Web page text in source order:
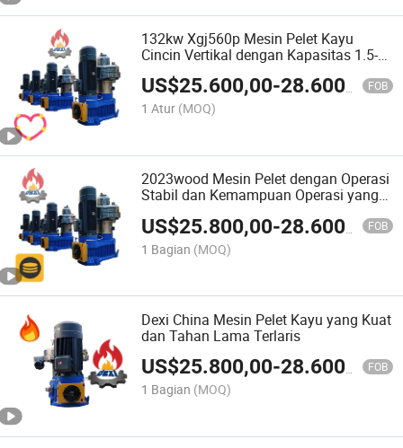
132kw Xgj560p Mesin Pelet Kayu
Cincin Vertikal dengan Kapasitas 1.5-2
Ton Jam
US$25.600,00-28.600,00 FOB
1 Atur (MOQ)
2023wood Mesin Pelet dengan Operasi
Stabil dan Kemampuan Operasi yang
US$25.800,00-28.600,00 FOB
1 Bagian (MOQ)
Dexi China Mesin Pelet Kayu yang Kuat
dan Tahan Lama Terlaris
US$25.800,00-28.600,00 FOB
1 Bagian (MOQ)